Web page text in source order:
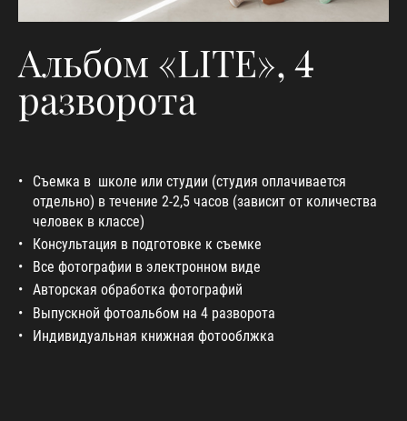
Альбом «LITE», 4
разворота
Съемка в школе или студии (студия оплачивается
отдельно) в течение 2-2,5 часов (зависит от количества
человек в классе)
Консультация в подготовке к съемке
Все фотографии в электронном виде
Авторская обработка фотографий
Выпускной фотоальбом на 4 разворота
Индивидуальная книжная фотооблжка